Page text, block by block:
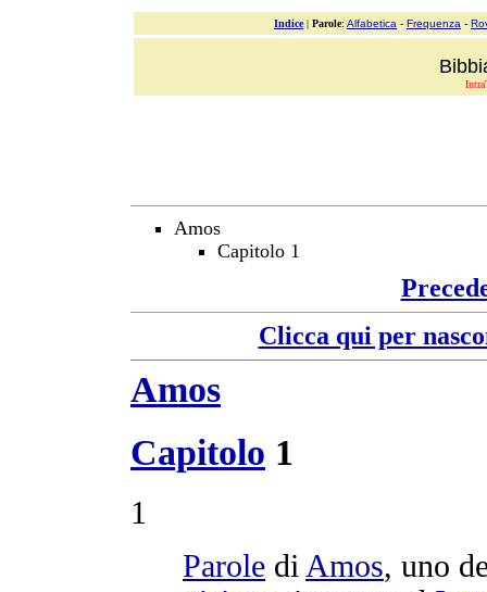
Indice| Parole: Alfabetica - Frequenza -
Amos
Capitolo 1
Clicca qui per
Amos
Capitolo 1
1
Parole di Amos, uno